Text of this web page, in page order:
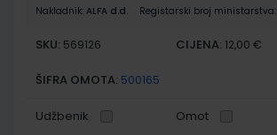
Nakladnik: ALFA d.d. Registarski broj ministarstva:
SKU: 569126 CIJENA: 12,00 €
ŠIFRA OMOTA: 500165
Udžbenik Omot